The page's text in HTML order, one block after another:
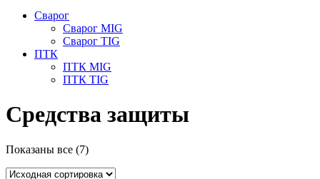
Сварог
Сварог MIG
Сварог TIG
ПТК
ПТК MIG
ПТК TIG
Средства защиты
Показаны все (7)